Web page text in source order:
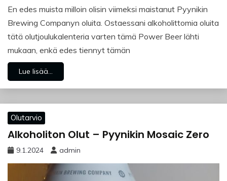
En edes muista milloin olisin viimeksi maistanut Pyynikin
Brewing Companyn oluita. Ostaessani alkoholittomia oluita
tätä olutjoulukalenteria varten tämä Power Beer lähti
mukaan, enkä edes tiennyt tämän
Lue lisää...
Olutarvio
Alkoholiton Olut – Pyynikin Mosaic Zero
9.1.2024 admin